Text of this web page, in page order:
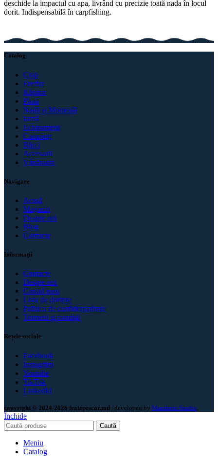
deschide la impactul cu apa, livrând cu precizie toată nada în locul
dorit. Indispensabilă în carpfishing.
Catalog
Crap
Feeder
Răpitor
Plută
Nadă și Momeală
Iarnă
Echipament
Camping
Bărci
Accesorii
Vânătoare
Navigare
Acasă
Magazin
Despre noi
Blog
Contacte
Informaţii
Contacte
Despre noi
Contul meu
Lista de dorințe
Politica de confidenţialitate
Termeni și condiții
Rețele sociale
Facebook
Instagram
Youtube
TikTok
LinkedId
copyright © 2024-2026 fratepescar.md | developed by Mandarin Studio
Închide
Caută
Meniu
Catalog